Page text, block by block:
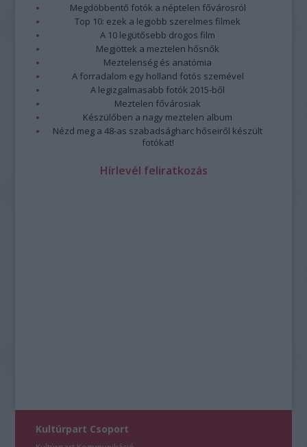
Megdöbbentő fotók a néptelen fővárosról
Top 10: ezek a legjobb szerelmes filmek
A 10 legütősebb drogos film
Megjöttek a meztelen hősnők
Meztelenség és anatómia
A forradalom egy holland fotós szemével
A legizgalmasabb fotók 2015-ből
Meztelen fővárosiak
Készülőben a nagy meztelen album
Nézd meg a 48-as szabadságharc hőseiről készült
fotókat!
Hírlevél feliratkozás
Kultúrpart Csoport